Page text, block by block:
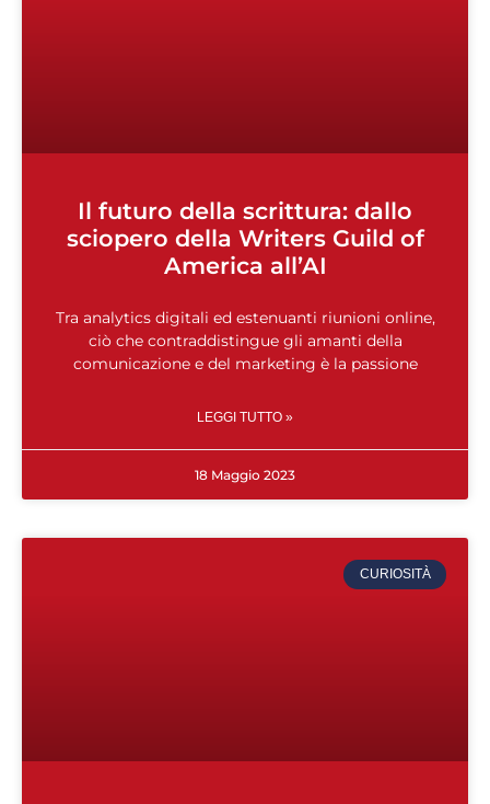
Il futuro della scrittura: dallo
sciopero della Writers Guild of
America all’AI
Tra analytics digitali ed estenuanti riunioni online,
ciò che contraddistingue gli amanti della
comunicazione e del marketing è la passione
LEGGI TUTTO »
18 Maggio 2023
CURIOSITÀ